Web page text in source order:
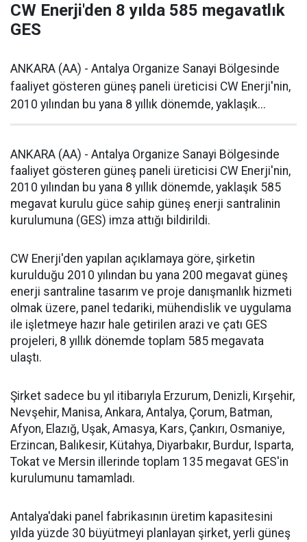
CW Enerji'den 8 yılda 585 megavatlık
GES
ANKARA (AA) - Antalya Organize Sanayi Bölgesinde
faaliyet gösteren güneş paneli üreticisi CW Enerji'nin,
2010 yılından bu yana 8 yıllık dönemde, yaklaşık...
ANKARA (AA) - Antalya Organize Sanayi Bölgesinde
faaliyet gösteren güneş paneli üreticisi CW Enerji'nin,
2010 yılından bu yana 8 yıllık dönemde, yaklaşık 585
megavat kurulu güce sahip güneş enerji santralinin
kurulumuna (GES) imza attığı bildirildi.
CW Enerji'den yapılan açıklamaya göre, şirketin
kurulduğu 2010 yılından bu yana 200 megavat güneş
enerji santraline tasarım ve proje danışmanlık hizmeti
olmak üzere, panel tedariki, mühendislik ve uygulama
ile işletmeye hazır hale getirilen arazi ve çatı GES
projeleri, 8 yıllık dönemde toplam 585 megavata
ulaştı.
Şirket sadece bu yıl itibarıyla Erzurum, Denizli, Kırşehir,
Nevşehir, Manisa, Ankara, Antalya, Çorum, Batman,
Afyon, Elazığ, Uşak, Amasya, Kars, Çankırı, Osmaniye,
Erzincan, Balıkesir, Kütahya, Diyarbakır, Burdur, Isparta,
Tokat ve Mersin illerinde toplam 135 megavat GES'in
kurulumunu tamamladı.
Antalya'daki panel fabrikasının üretim kapasitesini
yılda yüzde 30 büyütmeyi planlayan şirket, yerli güneş